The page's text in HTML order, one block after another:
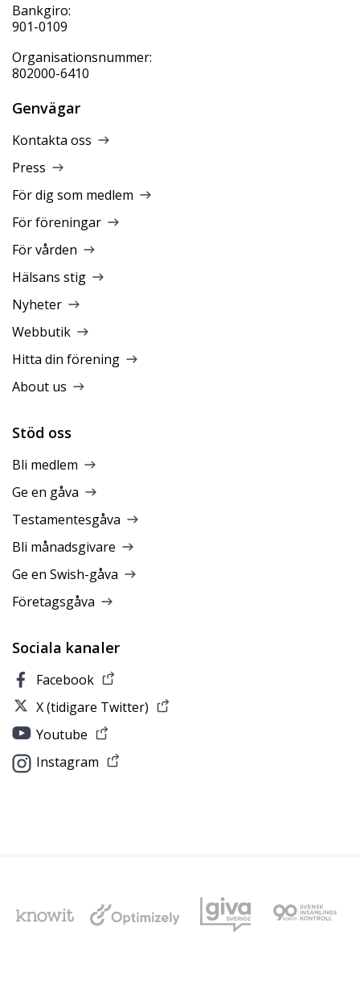
Bankgiro:
901-0109
Organisationsnummer:
802000-6410
Genvägar
Kontakta oss
Press
För dig som medlem
För föreningar
För vården
Hälsans stig
Nyheter
Webbutik
Hitta din förening
About us
Stöd oss
Bli medlem
Ge en gåva
Testamentesgåva
Bli månadsgivare
Ge en Swish-gåva
Företagsgåva
Sociala kanaler
Facebook
X (tidigare Twitter)
Youtube
Instagram